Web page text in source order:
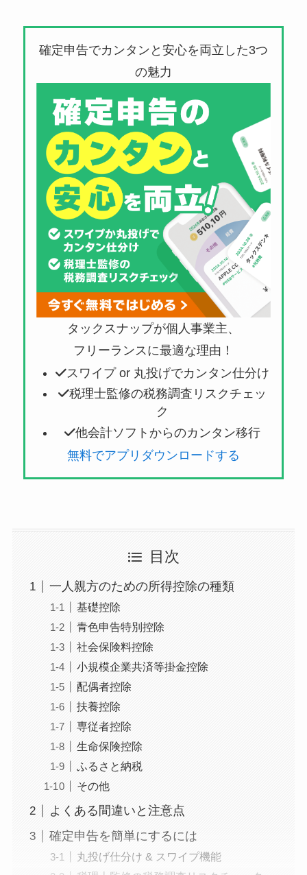
確定申告でカンタンと安心を両立した3つ
の魅力
タックスナップが個人事業主、
フリーランスに最適な理由！
スワイプ or 丸投げでカンタン仕分け
税理士監修の税務調査リスクチェッ
ク
他会計ソフトからのカンタン移行
無料でアプリダウンロードする
目次
一人親方のための所得控除の種類
基礎控除
青色申告特別控除
社会保険料控除
小規模企業共済等掛金控除
配偶者控除
扶養控除
専従者控除
生命保険控除
ふるさと納税
その他
よくある間違いと注意点
確定申告を簡単にするには
丸投げ仕分け & スワイプ機能